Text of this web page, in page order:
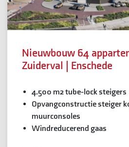
Nieuwbouw 64
Zuiderval | Enschede
4.500 m2 tube-lock steigers
Opvangconstructie steiger
muurconsoles
Windreducerend gaas